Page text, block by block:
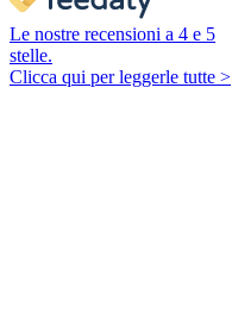
Le nostre recensioni a 4 e 5
stelle.
Clicca qui per leggerle tutte >